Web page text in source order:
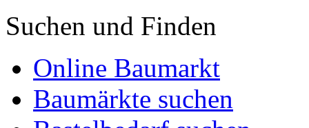
Suchen und Finden
Online Baumarkt
Baumärkte suchen